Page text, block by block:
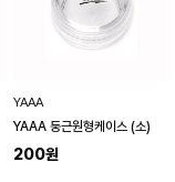
YAAA
YAAA 둥근원형케이스 (소)
200원